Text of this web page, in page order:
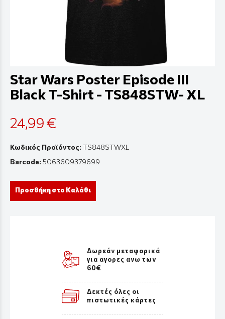
Star Wars Poster Episode III
Black T-Shirt - TS848STW- XL
24,99 €
Κωδικός Προϊόντος: TS848STWXL
Barcode: 5063609379699
Προσθήκη στο Καλάθι
Δωρεάν μεταφορικά
για αγορες ανω των
60€
Δεκτές όλες οι
πιστωτικές κάρτες